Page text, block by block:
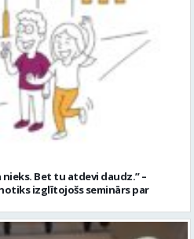
Bet tu atdevi daudz.” –
izglītojošs seminārs par